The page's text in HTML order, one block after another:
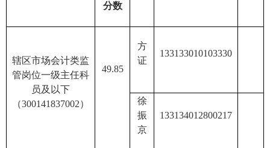
分数
辖区市场会计类监
管岗位一级主任科
员及以下
（300141837002）
49.85
方
证
133133010103330
徐
振
京
133134012800217